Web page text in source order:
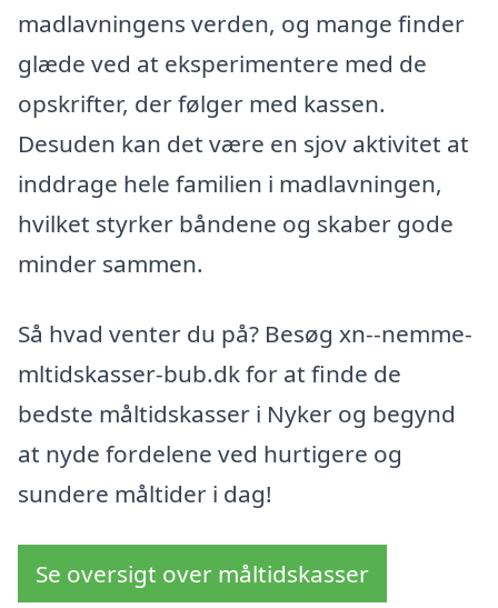
madlavningens verden, og mange finder
glæde ved at eksperimentere med de
opskrifter, der følger med kassen.
Desuden kan det være en sjov aktivitet at
inddrage hele familien i madlavningen,
hvilket styrker båndene og skaber gode
minder sammen.
Så hvad venter du på? Besøg xn--nemme-
mltidskasser-bub.dk for at finde de
bedste måltidskasser i Nyker og begynd
at nyde fordelene ved hurtigere og
sundere måltider i dag!
Se oversigt over måltidskasser